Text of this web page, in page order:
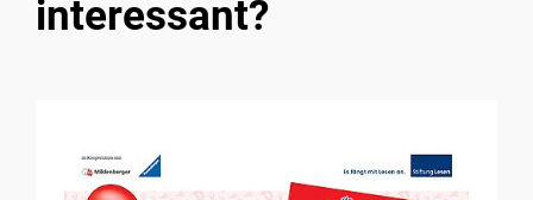
interessant?